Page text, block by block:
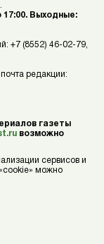
17:00. Выходные:
+7 (8552) 46-02-79,
редакции:
газеты
возможно
сервисов и
можно